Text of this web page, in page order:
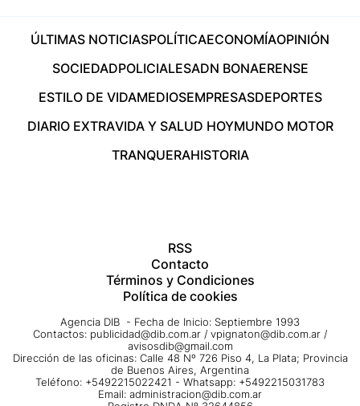
ÚLTIMAS NOTICIASPOLÍTICAECONOMÍAOPINIÓN
SOCIEDADPOLICIALESADN BONAERENSE
ESTILO DE VIDAMEDIOSEMPRESASDEPORTES
DIARIO EXTRAVIDA Y SALUD HOYMUNDO MOTOR
TRANQUERAHISTORIA
RSS
Contacto
Términos y Condiciones
Política de cookies
Agencia DIB - Fecha de Inicio: Septiembre 1993
Contactos: publicidad@dib.com.ar / vpignaton@dib.com.ar /
avisosdib@gmail.com
Dirección de las oficinas: Calle 48 Nº 726 Piso 4, La Plata; Provincia
de Buenos Aires, Argentina
Teléfono: +5492215022421 - Whatsapp: +5492215031783
Email: administracion@dib.com.ar